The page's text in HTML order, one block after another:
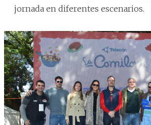
jornada en diferentes escenarios.